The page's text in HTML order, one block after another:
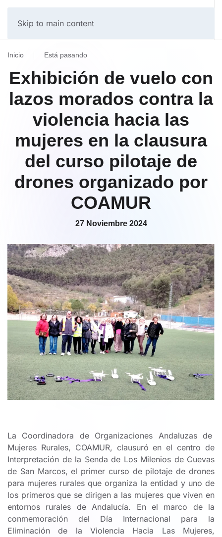
Skip to main content
Inicio Está pasando
Exhibición de vuelo con
lazos morados contra la
violencia hacia las
mujeres en la clausura
del curso pilotaje de
drones organizado por
COAMUR
27 Noviembre 2024
La Coordinadora de Organizaciones Andaluzas de
Mujeres Rurales, COAMUR, clausuró en el centro de
Interpretación de la Senda de Los Milenios de Cuevas
de San Marcos, el primer curso de pilotaje de drones
para mujeres rurales que organiza la entidad y uno de
los primeros que se dirigen a las mujeres que viven en
entornos rurales de Andalucía. En el marco de la
conmemoración del Día Internacional para la
Eliminación de la Violencia Hacia Las Mujeres,